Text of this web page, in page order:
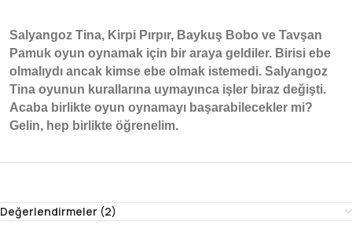
Salyangoz Tina, Kirpi Pırpır, Baykuş Bobo ve Tavşan
Pamuk oyun oynamak için bir araya geldiler. Birisi ebe
olmalıydı ancak kimse ebe olmak istemedi. Salyangoz
Tina oyunun kurallarına uymayınca işler biraz değişti.
Acaba birlikte oyun oynamayı başarabilecekler mi?
Gelin, hep birlikte öğrenelim.
Değerlendirmeler (2)